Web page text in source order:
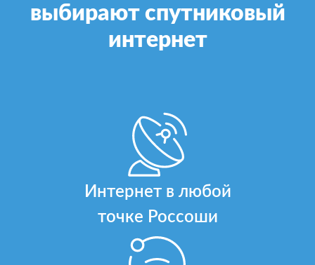
выбирают спутниковый
интернет
Интернет в любой
точке Россоши